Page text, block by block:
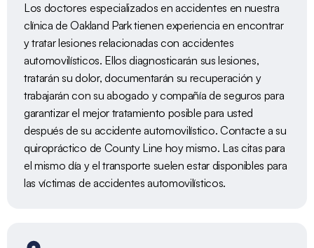
Los doctores especializados en accidentes en nuestra
clínica de Oakland Park tienen experiencia en encontrar
y tratar lesiones relacionadas con accidentes
automovilísticos. Ellos diagnosticarán sus lesiones,
tratarán su dolor, documentarán su recuperación y
trabajarán con su abogado y compañía de seguros para
garantizar el mejor tratamiento posible para usted
después de su accidente automovilístico. Contacte a su
quiropráctico de County Line hoy mismo. Las citas para
el mismo día y el transporte suelen estar disponibles para
las víctimas de accidentes automovilísticos.